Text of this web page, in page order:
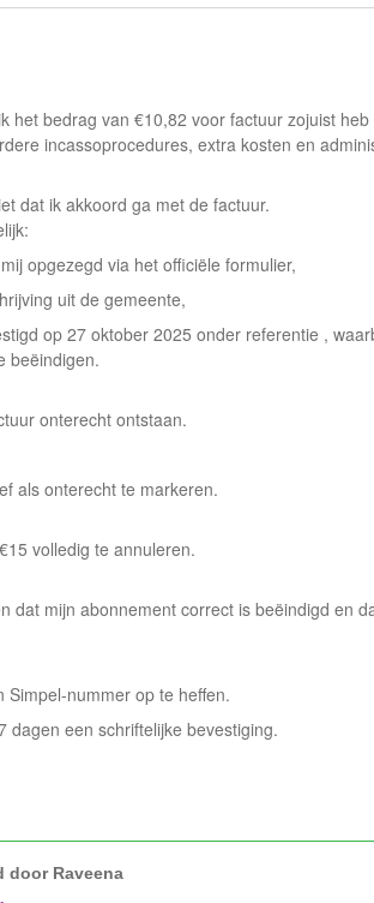
het bedrag van €10,82 voor factuur zojuist
incassoprocedures, extra kosten en
dat ik akkoord ga met de factuur.
opgezegd via het officiële formulier,
uit de gemeente,
op 27 oktober 2025 onder referentie ,
beëindigen.
onterecht ontstaan.
als onterecht te markeren.
volledig te annuleren.
dat mijn abonnement correct is beëindigd en
Simpel-nummer op te heffen.
dagen een schriftelijke bevestiging.
doorRaveena